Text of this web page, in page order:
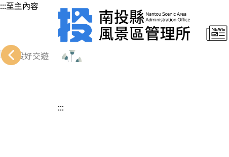
:::至主內容
:::